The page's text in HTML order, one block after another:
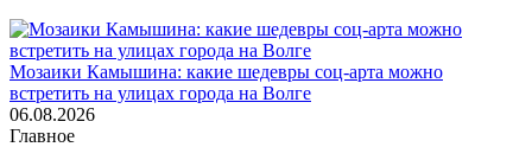
Мозаики Камышина: какие шедевры соц-арта можно
встретить на улицах города на Волге
06.08.2026
Главное